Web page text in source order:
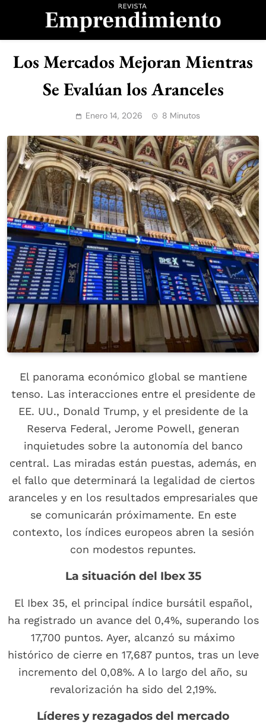
Revista
Emprendimiento
Los Mercados Mejoran Mientras
Se Evalúan los Aranceles
Enero 14, 2026 8 Minutos
El panorama económico global se mantiene
tenso. Las interacciones entre el presidente de
EE. UU., Donald Trump, y el presidente de la
Reserva Federal, Jerome Powell, generan
inquietudes sobre la autonomía del banco
central. Las miradas están puestas, además, en
el fallo que determinará la legalidad de ciertos
aranceles y en los resultados empresariales que
se comunicarán próximamente. En este
contexto, los índices europeos abren la sesión
con modestos repuntes.
La situación del Ibex 35
El Ibex 35, el principal índice bursátil español,
ha registrado un avance del 0,4%, superando los
17,700 puntos. Ayer, alcanzó su máximo
histórico de cierre en 17,687 puntos, tras un leve
incremento del 0,08%. A lo largo del año, su
revalorización ha sido del 2,19%.
Líderes y rezagados del mercado